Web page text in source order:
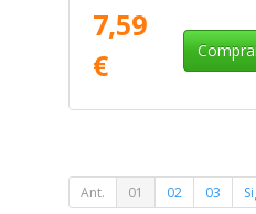
7,59
€
Ant. 01 02 03